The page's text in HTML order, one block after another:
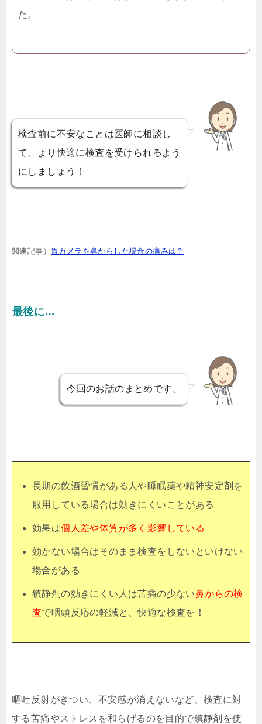
た。
検査前に不安なことは医師に相談し
て、より快適に検査を受けられるよう
にしましょう！
関連記事） 胃カメラを鼻からした場合の痛みは？
最後に…
今回のお話のまとめです。
長期の飲酒習慣がある人や睡眠薬や精神安定剤を
服用している場合は効きにくいことがある
効果は個人差や体質が多く影響している
効かない場合はそのまま検査をしないといけない
場合がある
鎮静剤の効きにくい人は苦痛の少ない鼻からの検
査で咽頭反応の軽減と、快適な検査を！
嘔吐反射がきつい、不安感が消えないなど、検査に対
する苦痛やストレスを和らげるのを目的で鎮静剤を使